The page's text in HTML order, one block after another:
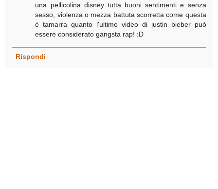
una pellicolina disney tutta buoni sentimenti e senza
sesso, violenza o mezza battuta scorretta come questa
è tamarra quanto l'ultimo video di justin bieber può
essere considerato gangsta rap! :D
Rispondi